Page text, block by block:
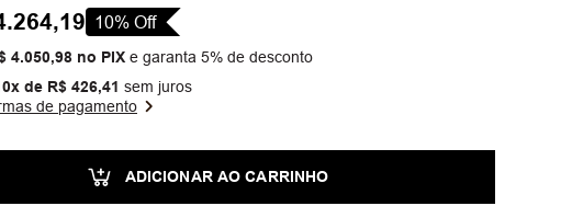
10% Off
4.050,98 no PIX e garanta 5% de desconto
x de R$ 426,41 sem juros
de pagamento
ADICIONAR AO CARRINHO